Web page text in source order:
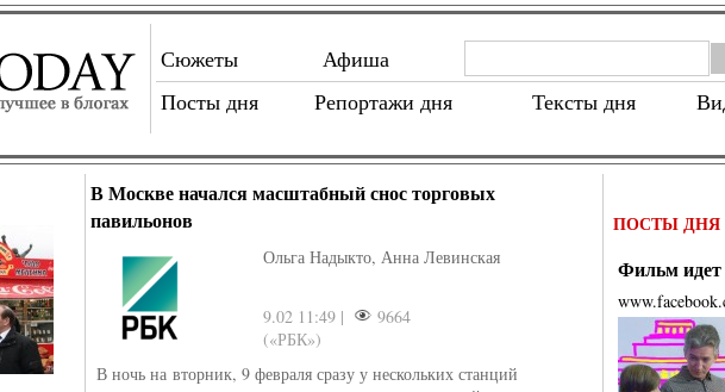
Сюжеты
Афиша
Посты дня
Репортажи дня Тексты дня
В Москве начался масштабный снос торговых
павильонов
Ольга Надыкто, Анна Левинская
9.02 11:49 |
9664
(«РБК»)
В ночь на вторник, 9 февраля сразу у нескольких станций
ПОСТЫ ДНЯ
Фильм идет